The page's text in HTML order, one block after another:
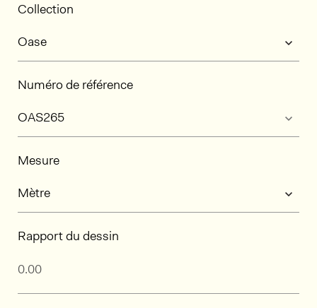
Collection
Numéro de référence
Mesure
Rapport du dessin